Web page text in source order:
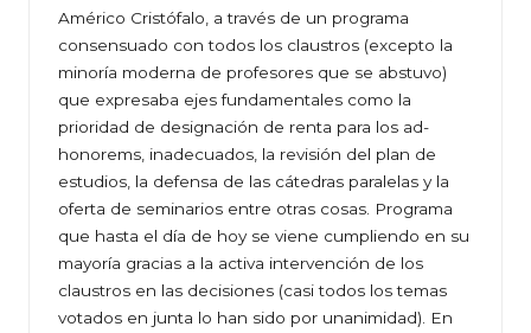
Américo Cristófalo, a través de un programa
consensuado con todos los claustros (excepto la
minoría moderna de profesores que se abstuvo)
que expresaba ejes fundamentales como la
prioridad de designación de renta para los ad-
honorems, inadecuados, la revisión del plan de
estudios, la defensa de las cátedras paralelas y la
oferta de seminarios entre otras cosas. Programa
que hasta el día de hoy se viene cumpliendo en su
mayoría gracias a la activa intervención de los
claustros en las decisiones (casi todos los temas
votados en junta lo han sido por unanimidad). En